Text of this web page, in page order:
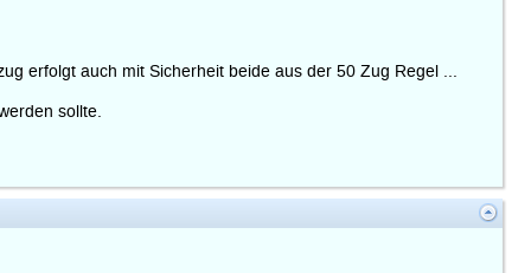
erfolgt auch mit Sicherheit beide aus der 50 Zug Regel ...
sollte.